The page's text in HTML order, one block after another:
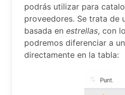
podrás utilizar para
proveedores. Se trata de
basada en estrellas, con
podremos diferenciar a
directamente en la tabla: